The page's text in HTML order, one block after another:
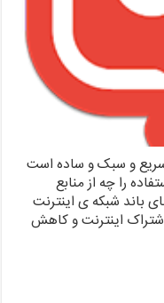
و سبک و ساده است
را چه از منابع
باند شبکه ی اینترنت
اینترنت و کاهش